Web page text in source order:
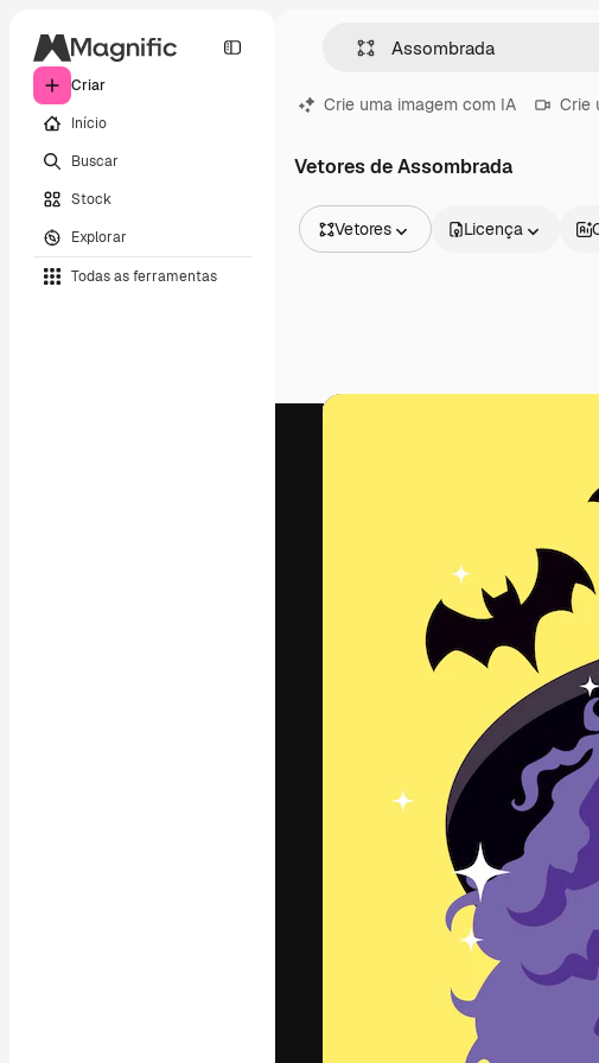
Criar
Início
Buscar
Stock
Explorar
Todas as ferramentas
Crie uma imagem com IA Crie
Vetores de Assombrada
Vetores
Vídeos
Licença
A plataforma criativa
seu melhor trabalho.
assinantes entre
agências e estúdios.
Português
Copyright © 2010- 2026